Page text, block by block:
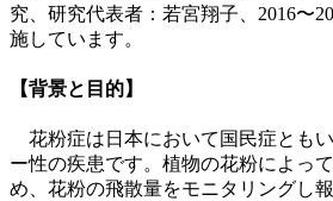
究、研究代表者：若宮翔子、2016〜
施しています。
【背景と目的】
花粉症は日本において国民症とも
ー性の疾患です。植物の花粉によっ
め、花粉の飛散量をモニタリングし